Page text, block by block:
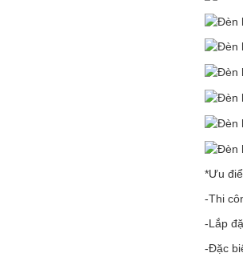
*Ưu
-Thi
-Lắp
-Đặc